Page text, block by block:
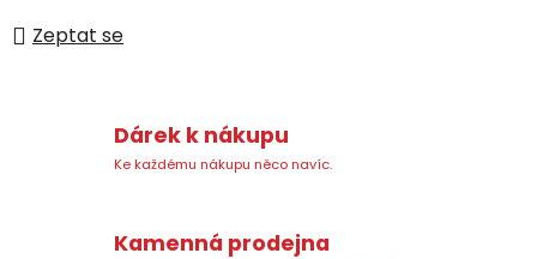
Zeptat se
Dárek k nákupu
Ke každému nákupu něco navíc.
Kamenná prodejna